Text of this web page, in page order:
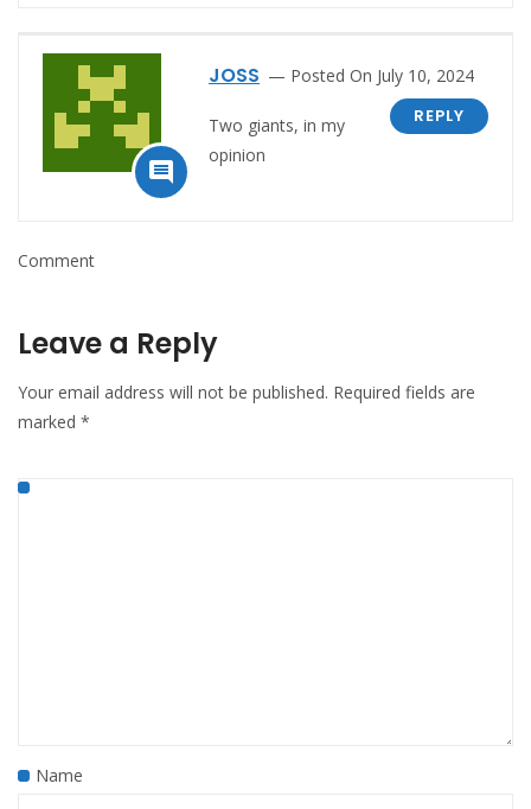

JOSS
Posted On July 10, 2024
REPLY
Two giants, in my
opinion
Comment
Leave a Reply
Your email address will not be published. Required fields are
marked *
Name